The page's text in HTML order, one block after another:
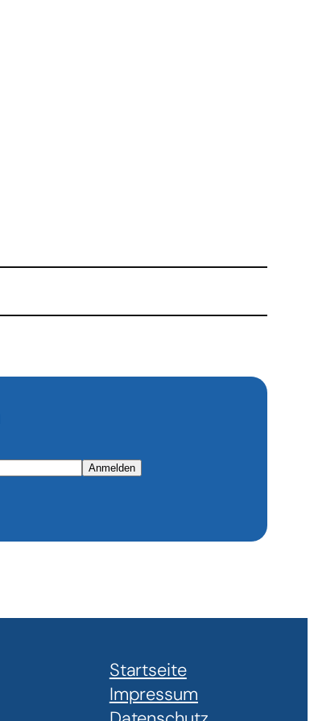
Anmelden
Startseite
Impressum